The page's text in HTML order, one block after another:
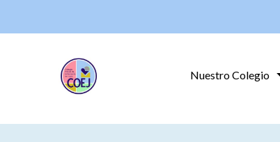
Nuestro Colegio